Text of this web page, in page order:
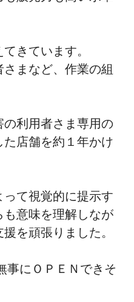
きています。
まなど、作業の組
利用者さま専用の
店舗を約１年かけ
て視覚的に提示す
意味を理解しなが
を頑張りました。
事にＯＰＥＮできそ